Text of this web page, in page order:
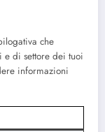
che
di settore dei tuoi
informazioni